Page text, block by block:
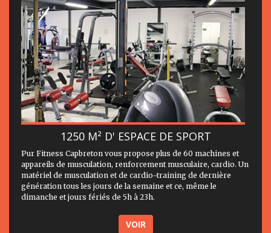
1250 M² D' ESPACE DE SPORT
Pur Fitness Capbreton vous propose plus de 60 machines et
appareils de musculation, renforcement musculaire, cardio. Un
matériel de musculation et de cardio-training de dernière
génération tous les jours de la semaine et ce, même le
dimanche et jours fériés de 5h à 23h.
VOIR